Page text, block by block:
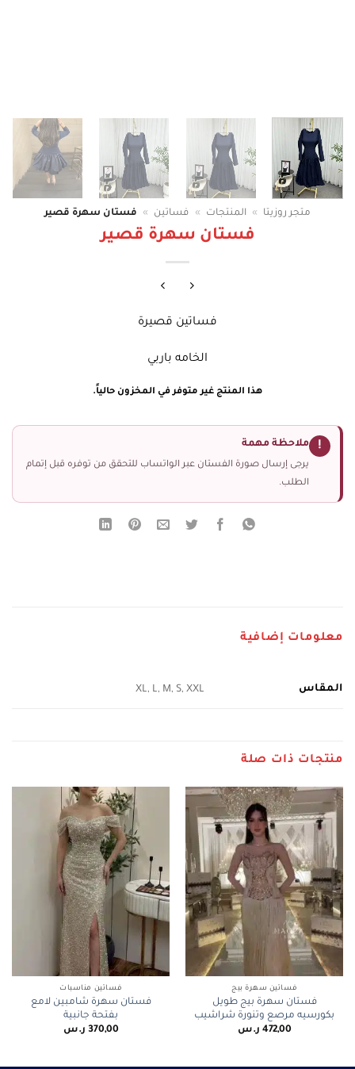
متجر روزيتا » المنتجات » فساتين » فستان سهرة قصير
فستان سهرة قصير
فساتين قصيرة
الخامه باربي
هذا المنتج غير متوفر في المخزون حالياً.
! ملاحظة مهمة
يرجى إرسال صورة الفستان عبر الواتساب للتحقق من توفره قبل إتمام
الطلب.
معلومات إضافية
المقاس XL, L, M, S, XXL
منتجات ذات صلة
فساتين سهرة بيج
فستان سهرة بيج طويل
بكورسيه مرصع وتنورة شراشيب
472,00 ر.س
فساتين مناسبات
فستان سهرة شامبين لامع
بفتحة جانبية
370,00 ر.س